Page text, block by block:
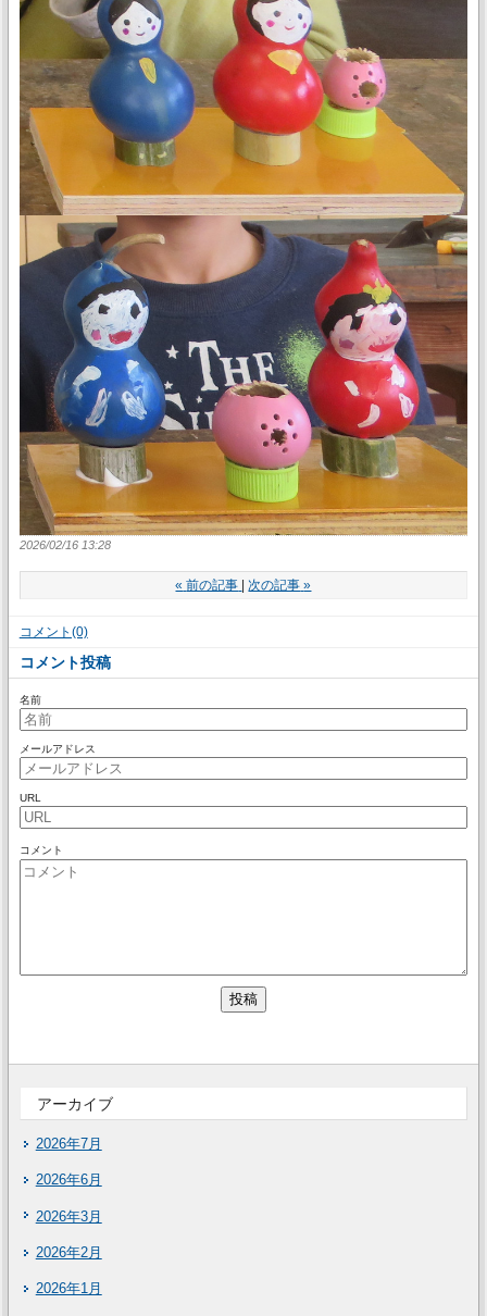
2026/02/16 13:28
« 前の記事 次の記事 »
コメント(0)
コメント投稿
名前
メールアドレス
URL
コメント
アーカイブ
2026年7月
2026年6月
2026年3月
2026年2月
2026年1月